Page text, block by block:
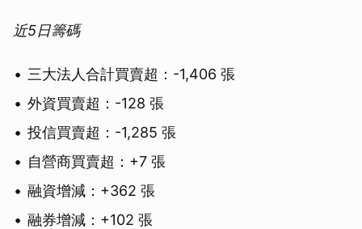
近5日籌碼
三大法人合計買賣超：-1,406 張
外資買賣超：-128 張
投信買賣超：-1,285 張
自營商買賣超：+7 張
融資增減：+362 張
融券增減：+102 張